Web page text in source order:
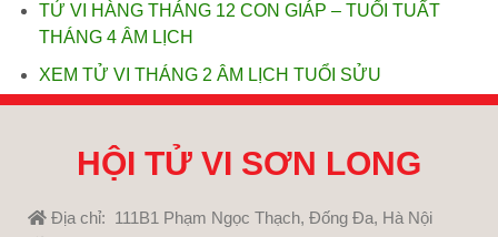
TỬ VI HÀNG THÁNG 12 CON GIÁP – TUỔI TUẤT
THÁNG 4 ÂM LỊCH
XEM TỬ VI THÁNG 2 ÂM LỊCH TUỔI SỬU
HỘI TỬ VI SƠN LONG
Địa chỉ: 111B1 Phạm Ngọc Thạch, Đống Đa, Hà Nội